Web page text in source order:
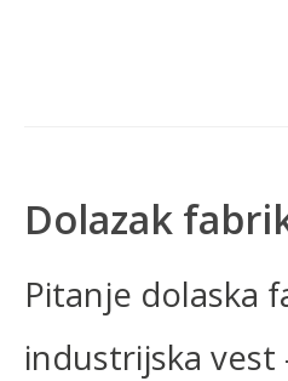
Dolazak
Pitanje dolaska
industrijska